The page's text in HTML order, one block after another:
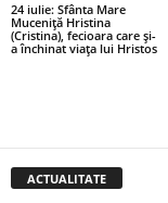
24 iulie: Sfânta Mare
Muceniță Hristina
(Cristina), fecioara care și-
a închinat viața lui Hristos
ACTUALITATE